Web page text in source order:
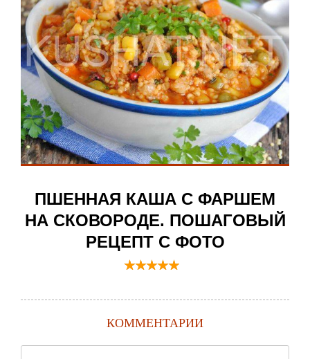
ПШЕННАЯ КАША С ФАРШЕМ
НА СКОВОРОДЕ. ПОШАГОВЫЙ
РЕЦЕПТ С ФОТО
КОММЕНТАРИИ